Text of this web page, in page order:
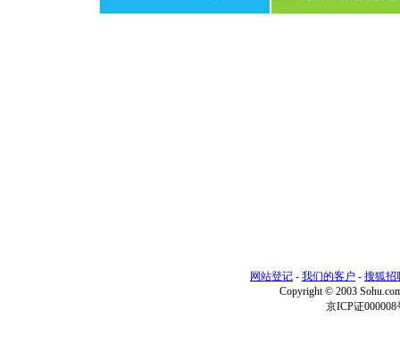
网站登记 - 我们的客户 - 搜狐招
Copyright © 2003
京ICP证